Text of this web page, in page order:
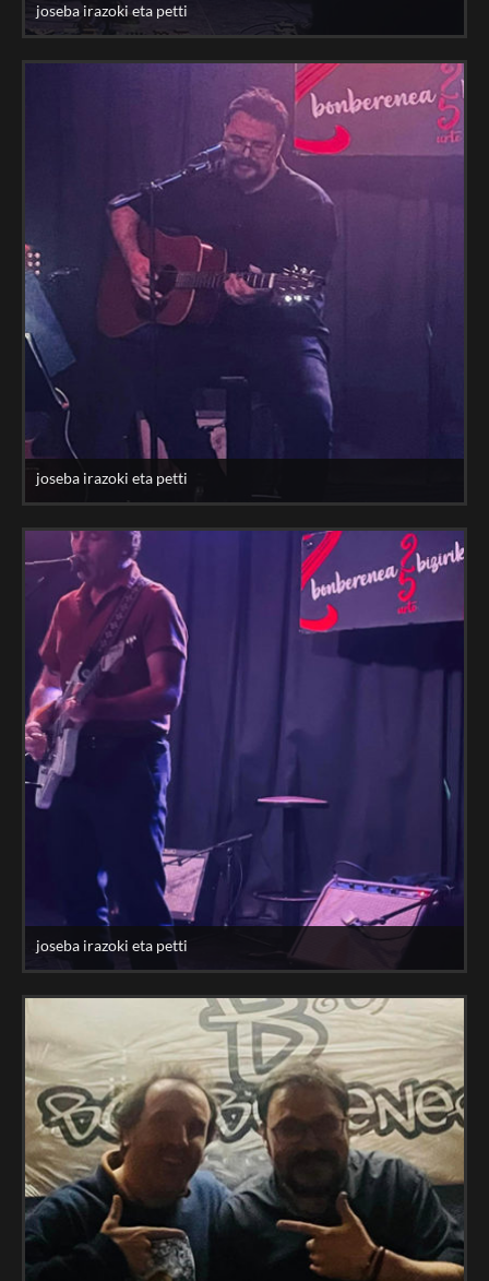
joseba irazoki eta petti
joseba irazoki eta petti
joseba irazoki eta petti